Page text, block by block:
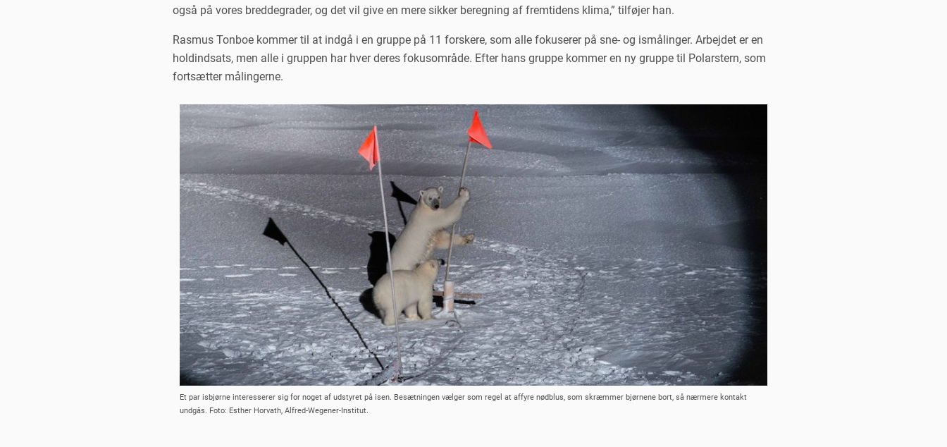
også på vores breddegrader, og det vil give en mere sikker beregning af fremtidens klima,” tilføjer han.
Rasmus Tonboe kommer til at indgå i en gruppe på 11 forskere, som alle fokuserer på sne- og ismålinger. Arbejdet er en
holdindsats, men alle i gruppen har hver deres fokusområde. Efter hans gruppe kommer en ny gruppe til Polarstern, som
fortsætter målingerne.
Et par isbjørne interesserer sig for noget af udstyret på isen. Besætningen vælger som regel at affyre nødblus, som skræmmer bjørnene bort, så nærmere kontakt
undgås. Foto: Esther Horvath, Alfred-Wegener-Institut.